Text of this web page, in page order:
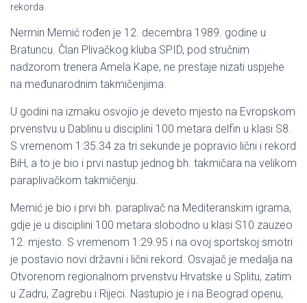
rekorda
Nermin Memić rođen je 12. decembra 1989. godine u
Bratuncu. Član Plivačkog kluba SPID, pod stručnim
nadzorom trenera Amela Kape, ne prestaje nizati uspjehe
na međunarodnim takmičenjima.
U godini na izmaku osvojio je deveto mjesto na Evropskom
prvenstvu u Dablinu u disciplini 100 metara delfin u klasi S8.
S vremenom 1:35.34 za tri sekunde je popravio lični i rekord
BiH, a to je bio i prvi nastup jednog bh. takmičara na velikom
paraplivačkom takmičenju.
Memić je bio i prvi bh. paraplivač na Mediteranskim igrama,
gdje je u disciplini 100 metara slobodno u klasi S10 zauzeo
12. mjesto. S vremenom 1:29.95 i na ovoj sportskoj smotri
je postavio novi državni i lični rekord. Osvajač je medalja na
Otvorenom regionalnom prvenstvu Hrvatske u Splitu, zatim
u Zadru, Zagrebu i Rijeci. Nastupio je i na Beograd openu,